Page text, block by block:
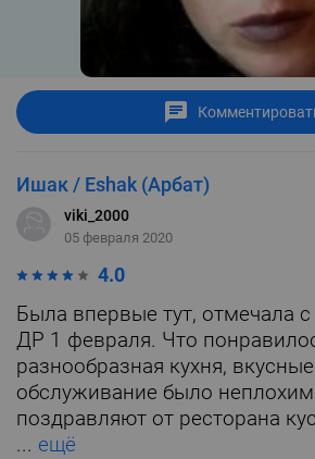
Ишак / Eshak (Арбат)
viki_2000
05 февраля 2020
4.0
Была впервые тут, отмечала
ДР 1 февраля. Что
разнообразная кухня,
обслуживание было
поздравляют от ресторана
... ещё